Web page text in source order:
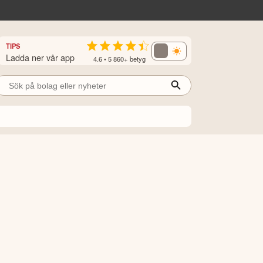
TIPS
Ladda ner vår app 4.6 • 5 860+ betyg